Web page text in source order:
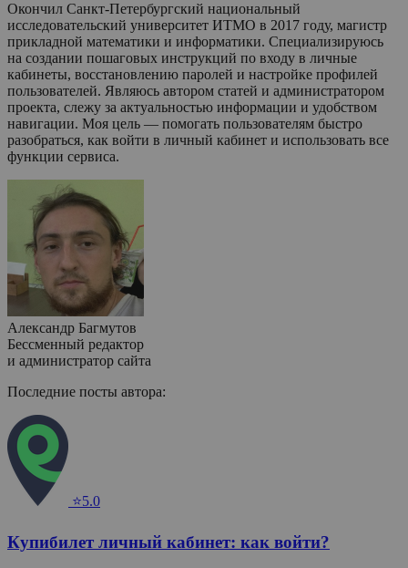
Окончил Санкт-Петербургский национальный
исследовательский университет ИТМО в 2017 году, магистр
прикладной математики и информатики. Специализируюсь
на создании пошаговых инструкций по входу в личные
кабинеты, восстановлению паролей и настройке профилей
пользователей. Являюсь автором статей и администратором
проекта, слежу за актуальностью информации и удобством
навигации. Моя цель — помогать пользователям быстро
разобраться, как войти в личный кабинет и использовать все
функции сервиса.
Александр Багмутов
Бессменный редактор
и администратор сайта
Последние посты автора:
⭐5.0
Купибилет личный кабинет: как войти?